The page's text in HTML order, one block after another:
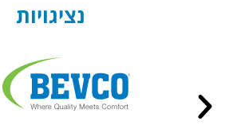
נציגויות